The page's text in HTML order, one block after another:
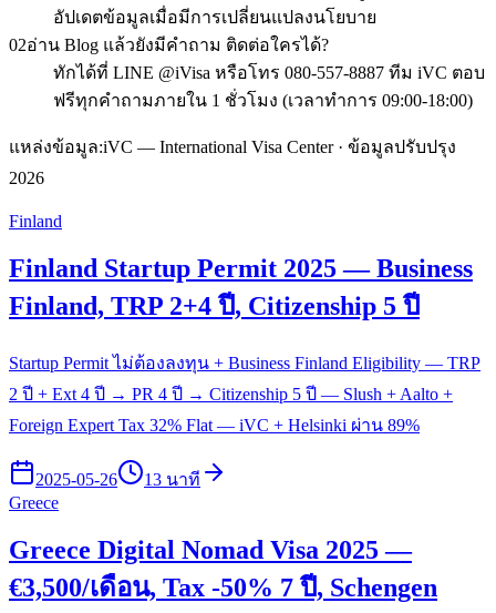
อัปเดตข้อมูลเมื่อมีการเปลี่ยนแปลงนโยบาย
02อ่าน Blog แล้วยังมีคำถาม ติดต่อใครได้?
ทักได้ที่ LINE @iVisa หรือโทร 080-557-8887 ทีม iVC ตอบ
ฟรีทุกคำถามภายใน 1 ชั่วโมง (เวลาทำการ 09:00-18:00)
แหล่งข้อมูล:iVC — International Visa Center · ข้อมูลปรับปรุง
2026
Finland
Finland Startup Permit 2025 — Business
Finland, TRP 2+4 ปี, Citizenship 5 ปี
Startup Permit ไม่ต้องลงทุน + Business Finland Eligibility — TRP
2 ปี + Ext 4 ปี → PR 4 ปี → Citizenship 5 ปี — Slush + Aalto +
Foreign Expert Tax 32% Flat — iVC + Helsinki ผ่าน 89%
2025-05-26
13 นาที
Greece
Greece Digital Nomad Visa 2025 —
€3,500/เดือน, Tax -50% 7 ปี, Schengen